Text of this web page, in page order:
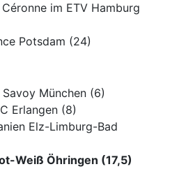
im ETV Hamburg
Potsdam (24)
Savoy München (6)
Erlangen (8)
Elz-Limburg-Bad
Weiß Öhringen (17,5)